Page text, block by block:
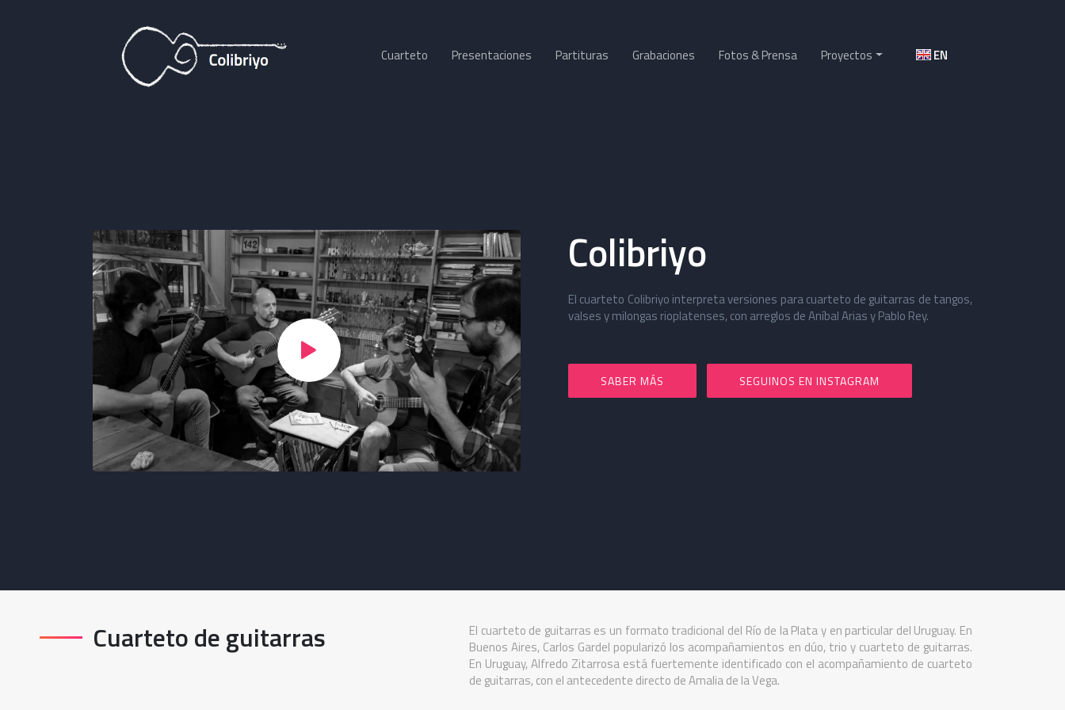
Cuarteto Presentaciones Partituras Grabaciones Fotos & Prensa Proyectos EN
Colibriyo
El cuarteto Colibriyo interpreta versiones para cuarteto de guitarras de tangos,
valses y milongas rioplatenses, con arreglos de Aníbal Arias y Pablo Rey.
SABER MÁS SEGUINOS EN INSTAGRAM
Cuarteto de guitarras
El cuarteto de guitarras es un formato tradicional del Río de la Plata y en particular del Uruguay. En
Buenos Aires, Carlos Gardel popularizó los acompañamientos en dúo, trio y cuarteto de guitarras.
En Uruguay, Alfredo Zitarrosa está fuertemente identificado con el acompañamiento de cuarteto
de guitarras, con el antecedente directo de Amalia de la Vega.